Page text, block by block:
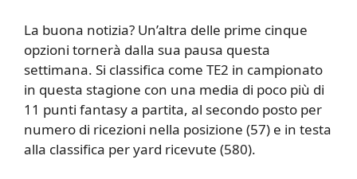
La buona notizia? Un’altra delle prime cinque
opzioni tornerà dalla sua pausa questa
settimana. Si classifica come TE2 in campionato
in questa stagione con una media di poco più di
11 punti fantasy a partita, al secondo posto per
numero di ricezioni nella posizione (57) e in testa
alla classifica per yard ricevute (580).